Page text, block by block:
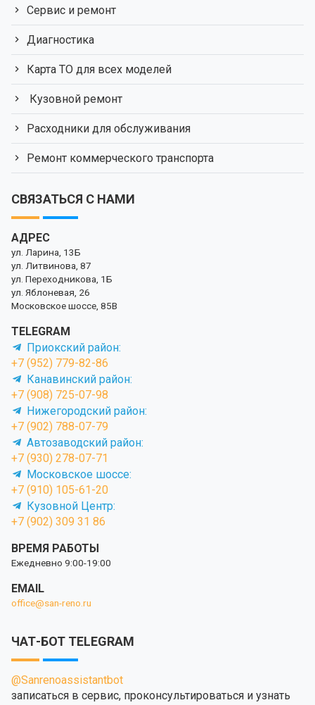
Сервис и ремонт
Диагностика
Карта ТО для всех моделей
Кузовной ремонт
Расходники для обслуживания
Ремонт коммерческого транспорта
СВЯЗАТЬСЯ С НАМИ
АДРЕС
ул. Ларина, 13Б
ул. Литвинова, 87
ул. Переходникова, 1Б
ул. Яблоневая, 26
Московское шоссе, 85В
TELEGRAM
Приокский район:
+7 (952) 779-82-86
Канавинский район:
+7 (908) 725-07-98
Нижегородский район:
+7 (902) 788-07-79
Автозаводский район:
+7 (930) 278-07-71
Московское шоссе:
+7 (910) 105-61-20
Кузовной Центр:
+7 (902) 309 31 86
ВРЕМЯ РАБОТЫ
Ежедневно 9:00-19:00
EMAIL
office@san-reno.ru
ЧАТ-БОТ TELEGRAM
@Sanrenoassistantbot
записаться в сервис, проконсультироваться и узнать